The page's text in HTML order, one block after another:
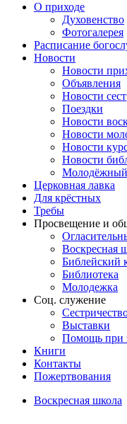
О приходе
Духовенство
Фотогалерея
Расписание
Новости
Новости
Объявления
Новости
Поездки
Новости
Новости
Новости
Новости
Церковная лавка
Для крёстных
Требы
Просвещение и
Воскресная
Библейский
Библиотека
Молодежка
Соц. служение
Выставки
Помощь при
Книги
Контакты
Пожертвования
Воскресная школа